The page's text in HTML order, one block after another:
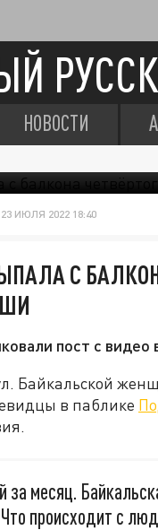
НОВОСТИ
23 ИЮЛЯ 2022 18:40
С
пост с видео
Байкальской
в паблике
за месяц.
происходит с